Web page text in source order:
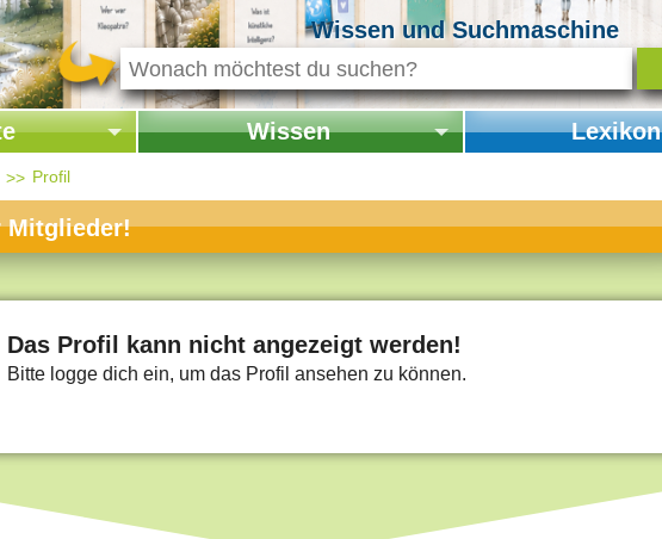
Wissen und Suchmaschine
Wissen
Kolumne
Mensch & Natur
Gesellschaft & Politik
Ratgeber & Tipps
Kunst
Lexikon
Profil
Mitglieder!
Das Profil kann nicht angezeigt werden!
Bitte logge dich ein, um das Profil ansehen zu können.